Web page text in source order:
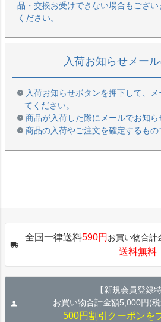
品・交換お受けできない場合もござ
ください。
入荷お知らせメー
入荷お知らせボタンを押下して、
てください。
商品が入荷した際にメールでお知ら
商品の入荷やご注文を確定するもの
全国一律送料590円 お買い物合計
送料無料
【新規会員登録
お買い物合計金額5,000円(
500円割引クーポンを